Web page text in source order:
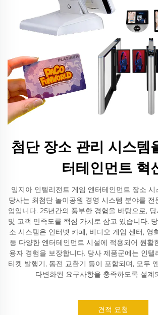
첨단 장소 관리 시스템
터테인먼트 혁
잉지아 인텔리전트 게임 엔터테인먼트 장소 시
당사는 최첨단 놀이공원 경영 시스템 분야를 전
업입니다. 25년간의 풍부한 경험을 바탕으로,
및 고객 만족도를 핵심 가치로 삼고 있습니다.
소 시스템은 인터넷 카페, 비디오 게임 센터, 영
등 다양한 엔터테인먼트 시설에 적용되어 원활
용자 경험을 보장합니다. 당사 제품군에는 인텔
티켓 발행기, 동전 교환기 등이 포함되며, 모두
다변화된 요구사항을 충족하도록 설계
견적 요청